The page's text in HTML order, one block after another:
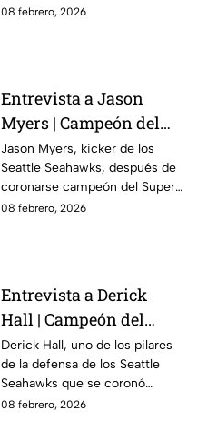
Bowl LX con una victoria
08 febrero, 2026
Entrevista a Jason
Myers | Campeón del
Super Bowl LX con los
Seahawks
Jason Myers, kicker de los
Seattle Seahawks, después de
coronarse campeón del Super
Bowl LX .
08 febrero, 2026
Entrevista a Derick
Hall | Campeón del
Super Bowl LX con los
Seahawks
Derick Hall, uno de los pilares
de la defensa de los Seattle
Seahawks que se coronó
campeón del Super Bowl LX 🏆
08 febrero, 2026